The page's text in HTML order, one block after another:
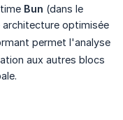
Bun (dans le
architecture optimisée
permet l'analyse
aux autres blocs